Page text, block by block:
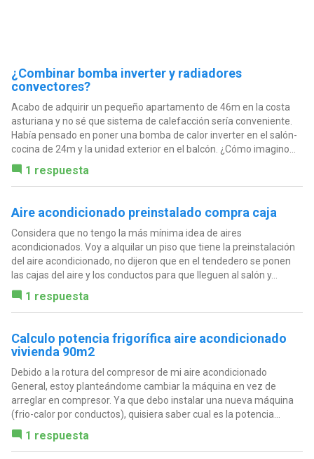
¿Combinar bomba inverter y radiadores
convectores?
Acabo de adquirir un pequeño apartamento de 46m en la costa
asturiana y no sé que sistema de calefacción sería conveniente.
Había pensado en poner una bomba de calor inverter en el salón-
cocina de 24m y la unidad exterior en el balcón. ¿Cómo imagino...
1 respuesta
Aire acondicionado preinstalado compra caja
Considera que no tengo la más mínima idea de aires
acondicionados. Voy a alquilar un piso que tiene la preinstalación
del aire acondicionado, no dijeron que en el tendedero se ponen
las cajas del aire y los conductos para que lleguen al salón y...
1 respuesta
Calculo potencia frigorífica aire acondicionado
vivienda 90m2
Debido a la rotura del compresor de mi aire acondicionado
General, estoy planteándome cambiar la máquina en vez de
arreglar en compresor. Ya que debo instalar una nueva máquina
(frio-calor por conductos), quisiera saber cual es la potencia...
1 respuesta